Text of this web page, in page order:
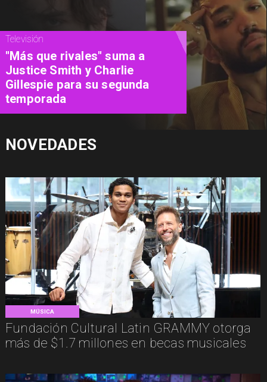
MÚSICA
Fundación Cultural Latin GRAMMY otorga
más de $1.7 millones en becas musicales
Magazine
Panoramas Día del Niño 2026:
Guía para celebrar en familia
NOVEDADES